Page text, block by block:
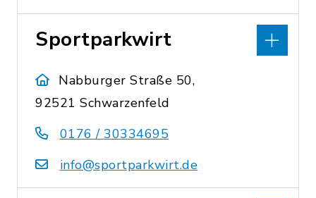
Sportparkwirt
Nabburger Straße 50,
92521 Schwarzenfeld
0176 / 30334695
info@sportparkwirt.de